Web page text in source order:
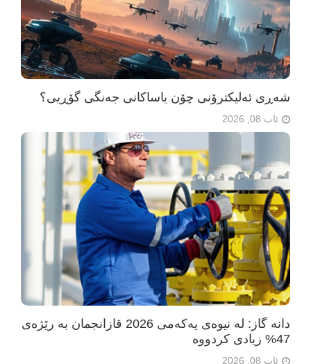
شەڕی ئەلیکترۆنی چۆن یاساکانی جەنگی گۆڕیی؟
ئاب 08, 2026
دانە گاز: لە نیوەی یەکەمی 2026 قازانجمان بە رێژەی
47% زیادی کردووە
ئاب 08, 2026